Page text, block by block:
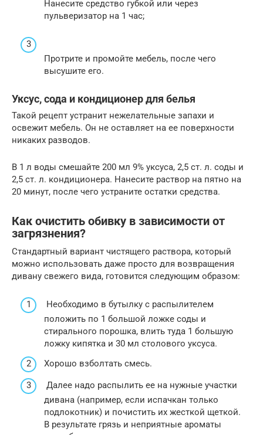
Нанесите средство губкой или через
пульверизатор на 1 час;
Протрите и промойте мебель, после чего
высушите его.
Уксус, сода и кондиционер для белья
Такой рецепт устранит нежелательные запахи и
освежит мебель. Он не оставляет на ее поверхности
никаких разводов.
В 1 л воды смешайте 200 мл 9% уксуса, 2,5 ст. л. соды и
2,5 ст. л. кондиционера. Нанесите раствор на пятно на
20 минут, после чего устраните остатки средства.
Как очистить обивку в зависимости от
загрязнения?
Стандартный вариант чистящего раствора, который
можно использовать даже просто для возвращения
дивану свежего вида, готовится следующим образом:
Необходимо в бутылку с распылителем
положить по 1 большой ложке соды и
стирального порошка, влить туда 1 большую
ложку кипятка и 30 мл столового уксуса.
Хорошо взболтать смесь.
Далее надо распылить ее на нужные участки
дивана (например, если испачкан только
подлокотник) и почистить их жесткой щеткой.
В результате грязь и неприятные ароматы